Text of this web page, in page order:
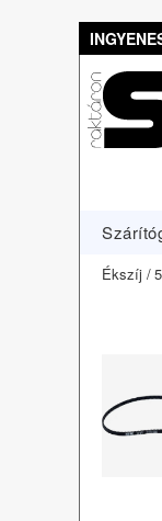
Ékszíj